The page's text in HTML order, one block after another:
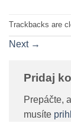
Trackbacks are
Next →
Pridaj
Prepáčte,
musíte